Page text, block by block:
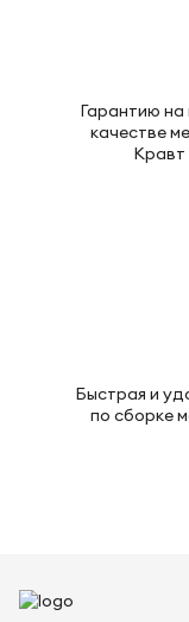
Гарантию на
качестве
Кравт
Быстрая и
по сборке